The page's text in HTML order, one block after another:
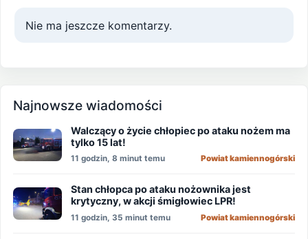
Nie ma jeszcze komentarzy.
Najnowsze wiadomości
Walczący o życie chłopiec po ataku nożem ma
tylko 15 lat!
11 godzin, 8 minut temu Powiat kamiennogórski
Stan chłopca po ataku nożownika jest
krytyczny, w akcji śmigłowiec LPR!
11 godzin, 35 minut temu Powiat kamiennogórski